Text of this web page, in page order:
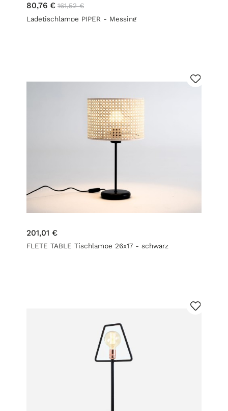
80,76 € 161,52 €
Ladetischlampe PIPER - Messing
201,01 €
FLETE TABLE Tischlampe 26x17 - schwarz